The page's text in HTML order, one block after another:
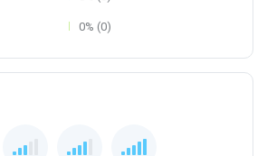
0% (0)